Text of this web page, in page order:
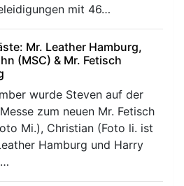
mit 46…
Mr. Leather Hamburg,
(MSC) & Mr. Fetisch
wurde Steven auf der
zum neuen Mr. Fetisch
Mi.), Christian (Foto li. ist
Hamburg und Harry